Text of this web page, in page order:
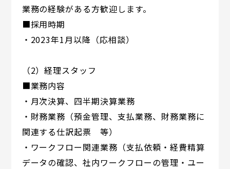
業務の経験がある方歓迎します。
■採用時期
・2023年1月以降（応相談）
（2）経理スタッフ
■業務内容
・月次決算、四半期決算業務
・財務業務（預金管理、支払業務、財務業務に
関連する仕訳起票 等）
・ワークフロー関連業務（支払依頼・経費精算
データの確認、社内ワークフローの管理・ユー